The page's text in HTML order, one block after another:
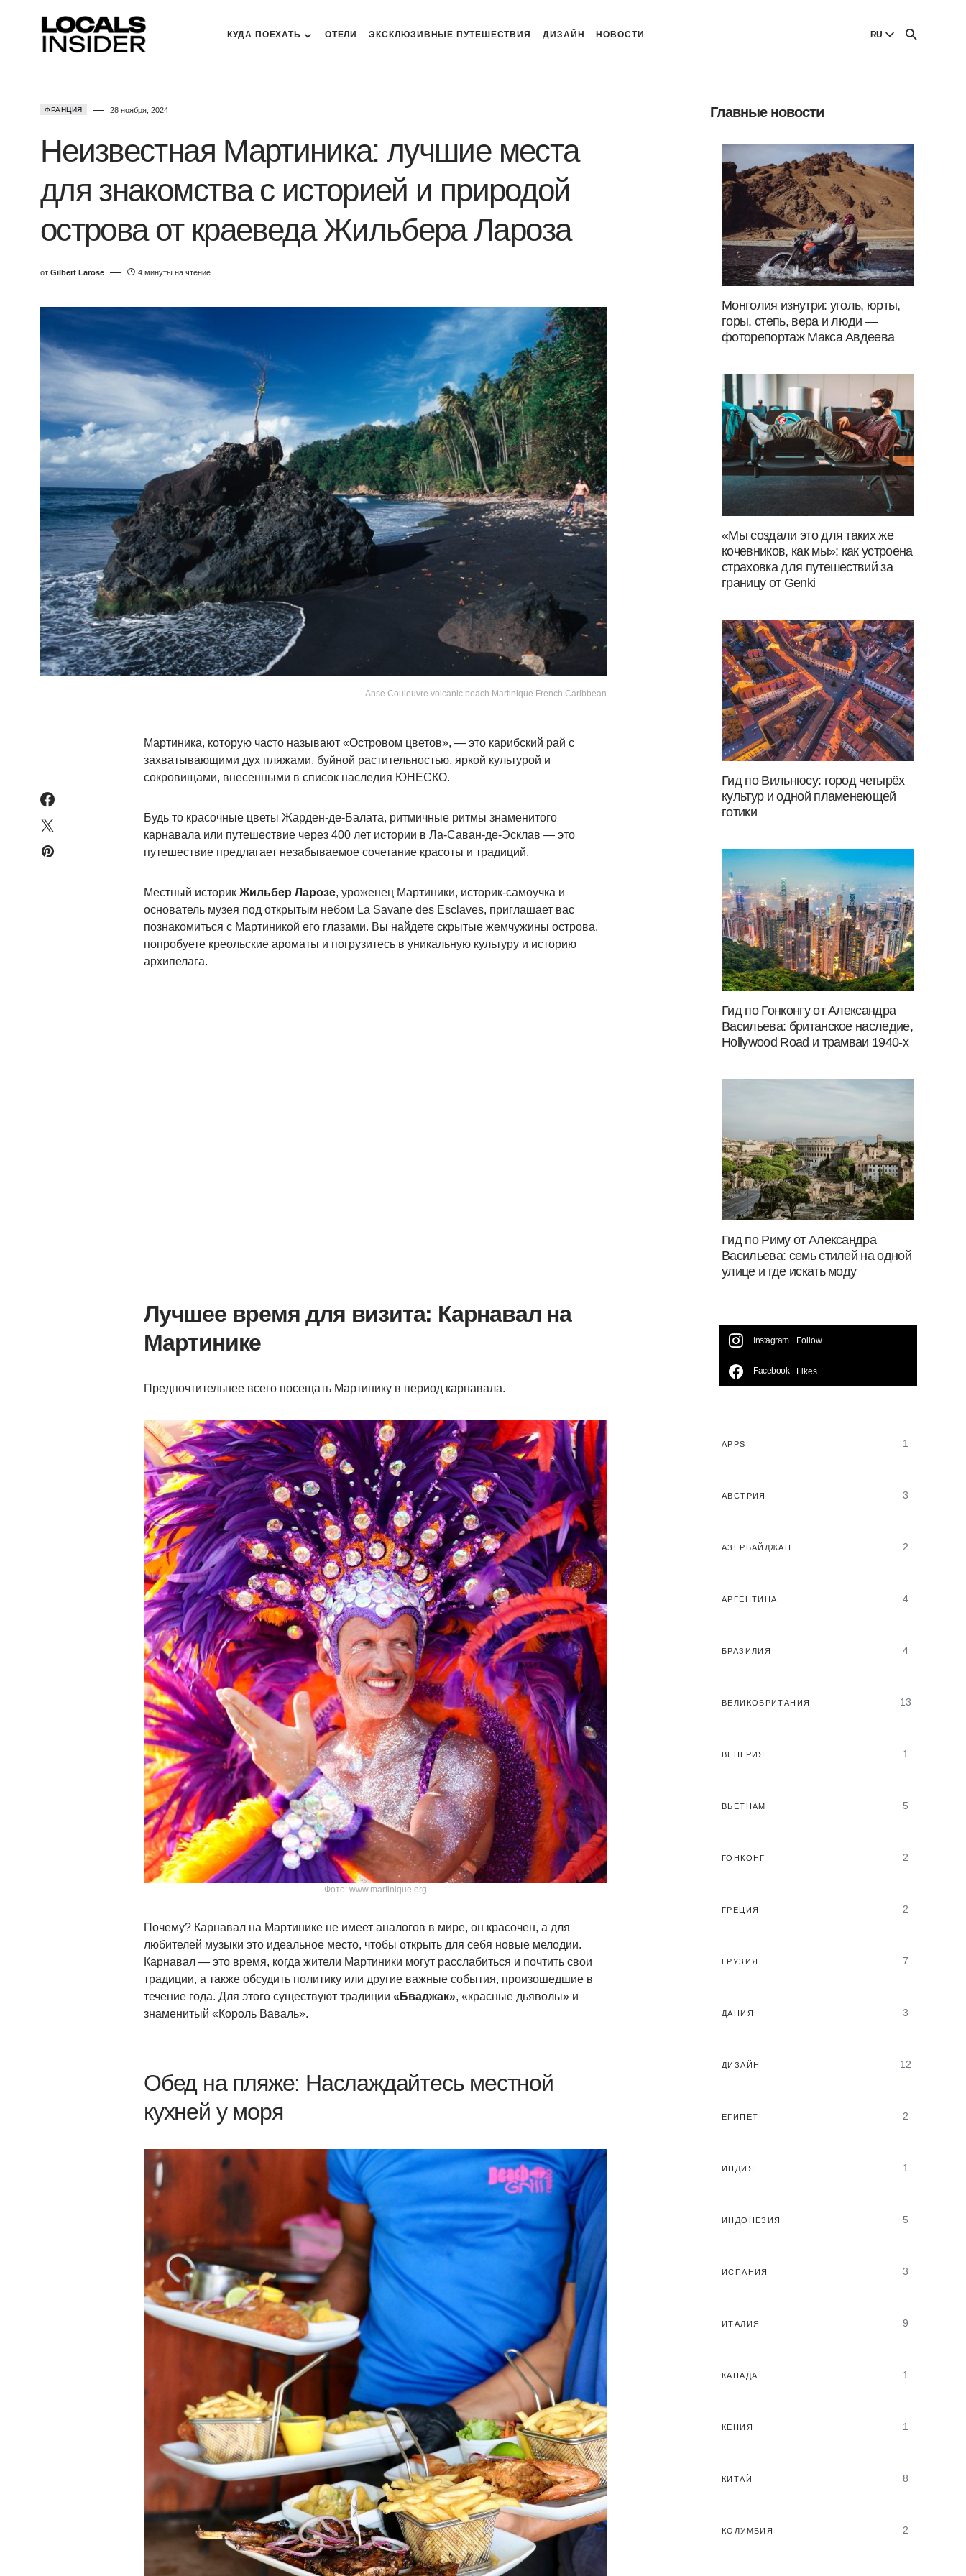
КУДА ПОЕХАТЬ ОТЕЛИ ЭКСКЛЮЗИВНЫЕ ПУТЕШЕСТВИЯ ДИЗАЙН НОВОСТИ RU
Polski
Poland
Русский
Russian
ФРАНЦИЯ 28 ноября, 2024
Неизвестная Мартиника: лучшие места
для знакомства с историей и природой
острова от краеведа Жильбера Лароза
от Gilbert Larose 4 минуты на чтение
Anse Couleuvre volcanic beach Martinique French Caribbean
Мартиника, которую часто называют «Островом цветов», — это карибский рай с
захватывающими дух пляжами, буйной растительностью, яркой культурой и
сокровищами, внесенными в список наследия ЮНЕСКО.
Будь то красочные цветы Жарден-де-Балата, ритмичные ритмы знаменитого
карнавала или путешествие через 400 лет истории в Ла-Саван-де-Эсклав — это
путешествие предлагает незабываемое сочетание красоты и традиций.
Местный историк Жильбер Ларозе, уроженец Мартиники, историк-самоучка и
основатель музея под открытым небом La Savane des Esclaves, приглашает вас
познакомиться с Мартиникой его глазами. Вы найдете скрытые жемчужины острова,
попробуете креольские ароматы и погрузитесь в уникальную культуру и историю
архипелага.
Лучшее время для визита: Карнавал на
Мартинике
Предпочтительнее всего посещать Мартинику в период карнавала.
Фото: www.martinique.org
Почему? Карнавал на Мартинике не имеет аналогов в мире, он красочен, а для
любителей музыки это идеальное место, чтобы открыть для себя новые мелодии.
Карнавал — это время, когда жители Мартиники могут расслабиться и почтить свои
традиции, а также обсудить политику или другие важные события, произошедшие в
течение года. Для этого существуют традиции «Бваджак», «красные дьяволы» и
знаменитый «Король Ваваль».
Обед на пляже: Наслаждайтесь местной
кухней у моря
Главные новости
Монголия изнутри: уголь, юрты,
горы, степь, вера и люди —
фоторепортаж Макса Авдеева
«Мы создали это для таких же
кочевников, как мы»: как устроена
страховка для путешествий за
границу от Genki
Гид по Вильнюсу: город четырёх
культур и одной пламенеющей
готики
Гид по Гонконгу от Александра
Васильева: британское наследие,
Hollywood Road и трамваи 1940-х
Гид по Риму от Александра
Васильева: семь стилей на одной
улице и где искать моду
Instagram Follow
Facebook Likes
APPS 1
АВСТРИЯ 3
АЗЕРБАЙДЖАН 2
АРГЕНТИНА 4
БРАЗИЛИЯ 4
ВЕЛИКОБРИТАНИЯ 13
ВЕНГРИЯ 1
ВЬЕТНАМ 5
ГОНКОНГ 2
ГРЕЦИЯ 2
ГРУЗИЯ 7
ДАНИЯ 3
ДИЗАЙН 12
ЕГИПЕТ 2
ИНДИЯ 1
ИНДОНЕЗИЯ 5
ИСПАНИЯ 3
ИТАЛИЯ 9
КАНАДА 1
КЕНИЯ 1
КИТАЙ 8
КОЛУМБИЯ 2